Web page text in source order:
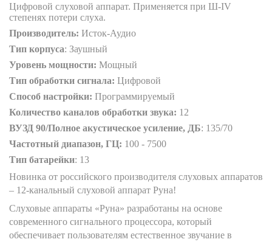
Цифровой слуховой аппарат. Применяется при Ш-IV
степенях потери слуха.
Производитель: Исток-Аудио
Тип корпуса: Заушный
Уровень мощности: Мощный
Тип обработки сигнала: Цифровой
Способ настройки: Программируемый
Количество каналов обработки звука: 1 2
ВУЗД 90/Полное акустическое усиление, ДБ: 135/70
Частотный диапазон, ГЦ: 100 - 7500
Тип батарейки: 13
Новинка от российского производителя слуховых аппаратов
– 12-канальный слуховой аппарат Руна!
Слуховые аппараты «Руна» разработаны на основе
современного сигнального процессора, который
обеспечивает пользователям естественное звучание в